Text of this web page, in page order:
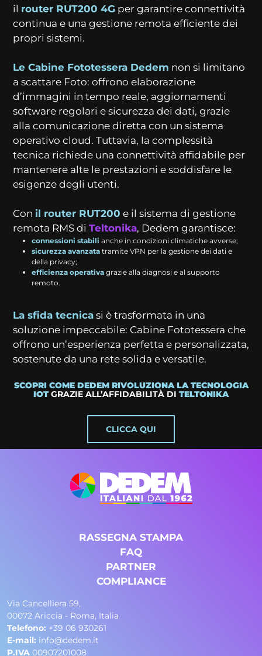
il router RUT200 4G per garantire connettività
continua e una gestione remota efficiente dei
propri sistemi.
Le Cabine Fototessera Dedem non si limitano
a scattare Foto: offrono elaborazione
d’immagini in tempo reale, aggiornamenti
software regolari e sicurezza dei dati, grazie
alla comunicazione diretta con un sistema
operativo cloud. Tuttavia, la complessità
tecnica richiede una connettività affidabile per
mantenere alte le prestazioni e soddisfare le
esigenze degli utenti.
Con il router RUT200 e il sistema di gestione
remota RMS di Teltonika, Dedem garantisce:
connessioni stabili anche in condizioni climatiche avverse;
sicurezza avanzata tramite VPN per la gestione dei dati e
della privacy;
efficienza operativa grazie alla diagnosi e al supporto
remoto.
La sfida tecnica si è trasformata in una
soluzione impeccabile: Cabine Fototessera che
offrono un’esperienza perfetta e personalizzata,
sostenute da una rete solida e versatile.
SCOPRI COME DEDEM RIVOLUZIONA LA TECNOLOGIA
IOT GRAZIE ALL’AFFIDABILITÀ DI TELTONIKA
CLICCA QUI
RASSEGNA STAMPA
FAQ
PARTNER
COMPLIANCE
Via Cancelliera 59,
00072 Ariccia - Roma, Italia
Telefono: +39 06 930261
E-mail: info@dedem.it
P.IVA 00907201008